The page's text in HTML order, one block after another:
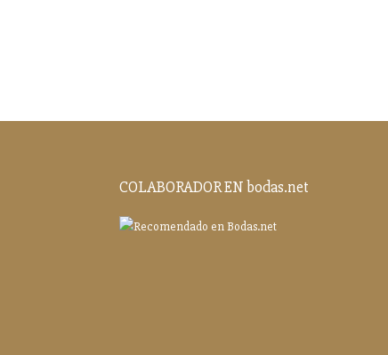
COLABORADOR EN bodas.net